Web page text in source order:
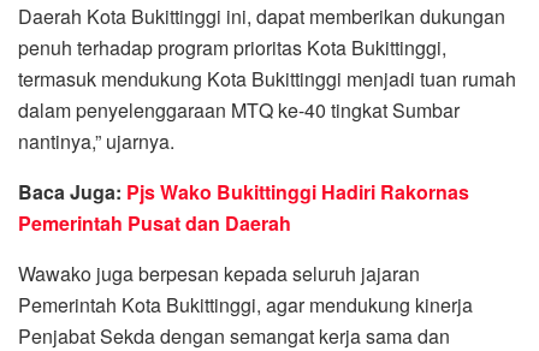
Daerah Kota Bukittinggi ini, dapat memberikan dukungan
penuh terhadap program prioritas Kota Bukittinggi,
termasuk mendukung Kota Bukittinggi menjadi tuan rumah
dalam penyelenggaraan MTQ ke-40 tingkat Sumbar
nantinya,” ujarnya.
Baca Juga: Pjs Wako Bukittinggi Hadiri Rakornas
Pemerintah Pusat dan Daerah
Wawako juga berpesan kepada seluruh jajaran
Pemerintah Kota Bukittinggi, agar mendukung kinerja
Penjabat Sekda dengan semangat kerja sama dan